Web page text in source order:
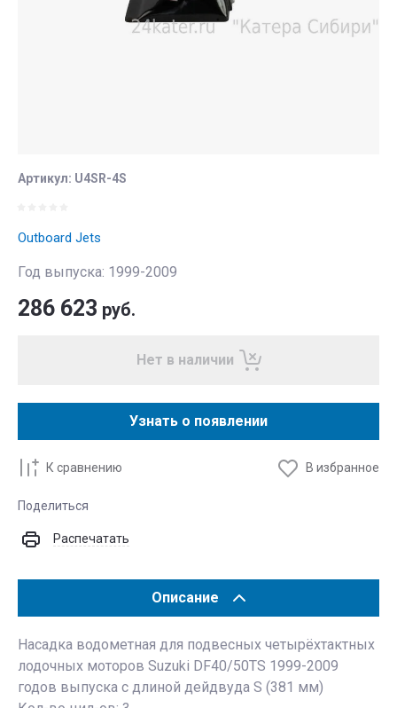
Артикул: U4SR-4S
Outboard Jets
Год выпуска: 1999-2009
286 623 руб.
Нет в наличии
Узнать о появлении
К сравнению В избранное
Поделиться
Распечатать
Описание
Насадка водометная для подвесных четырёхтактных
лодочных моторов Suzuki DF40/50TS 1999-2009
годов выпуска с длиной дейдвуда S (381 мм)